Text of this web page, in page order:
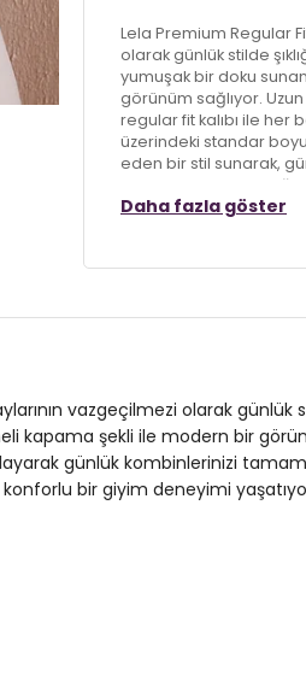
Lela Premium Regular
olarak günlük stilde
yumuşak bir doku
görünüm sağlıyor.
regular fit kalıbı ile her
üzerindeki standar
eden bir stil sunarak,
edilen Lela Hırka,
Yaka Tipi: V Yaka
Kapama Şekli:
Daha fazla göster
vazgeçilmezi olarak günlük
kapama şekli ile modern bir
günlük kombinlerinizi
bir giyim deneyimi yaşatıyor.